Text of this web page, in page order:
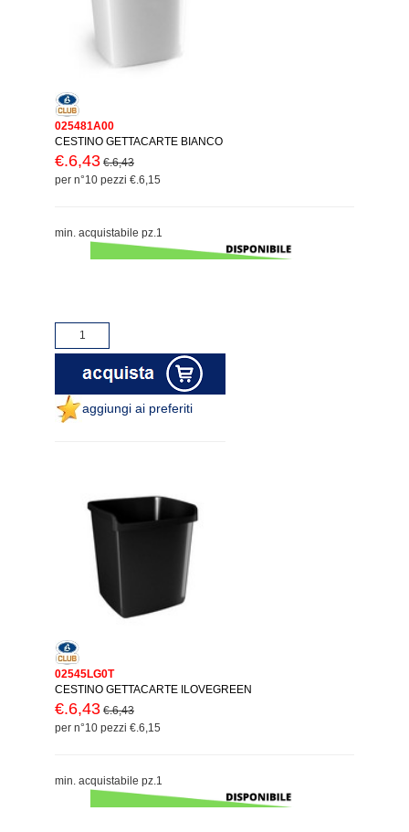
025481A00
CESTINO GETTACARTE BIANCO
€.6,43 €.6,43
per n°10 pezzi €.6,15
min. acquistabile pz.1
aggiungi ai preferiti
02545LG0T
CESTINO GETTACARTE ILOVEGREEN
€.6,43 €.6,43
per n°10 pezzi €.6,15
min. acquistabile pz.1